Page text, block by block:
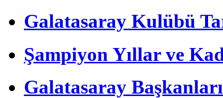
Galatasaray Kulübü
Şampiyon Yıllar ve
Galatasaray Başkanları